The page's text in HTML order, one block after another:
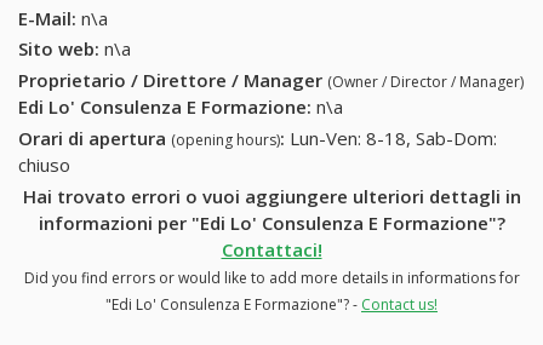
E-Mail: n\a
Sito web: n\a
Proprietario / Direttore / Manager (Owner / Director / Manager)
Edi Lo' Consulenza E Formazione: n\a
Orari di apertura (opening hours): Lun-Ven: 8-18, Sab-Dom:
chiuso
Hai trovato errori o vuoi aggiungere ulteriori dettagli in
informazioni per "Edi Lo' Consulenza E Formazione"?
Contattaci!
Did you find errors or would like to add more details in informations for
"Edi Lo' Consulenza E Formazione"? - Contact us!